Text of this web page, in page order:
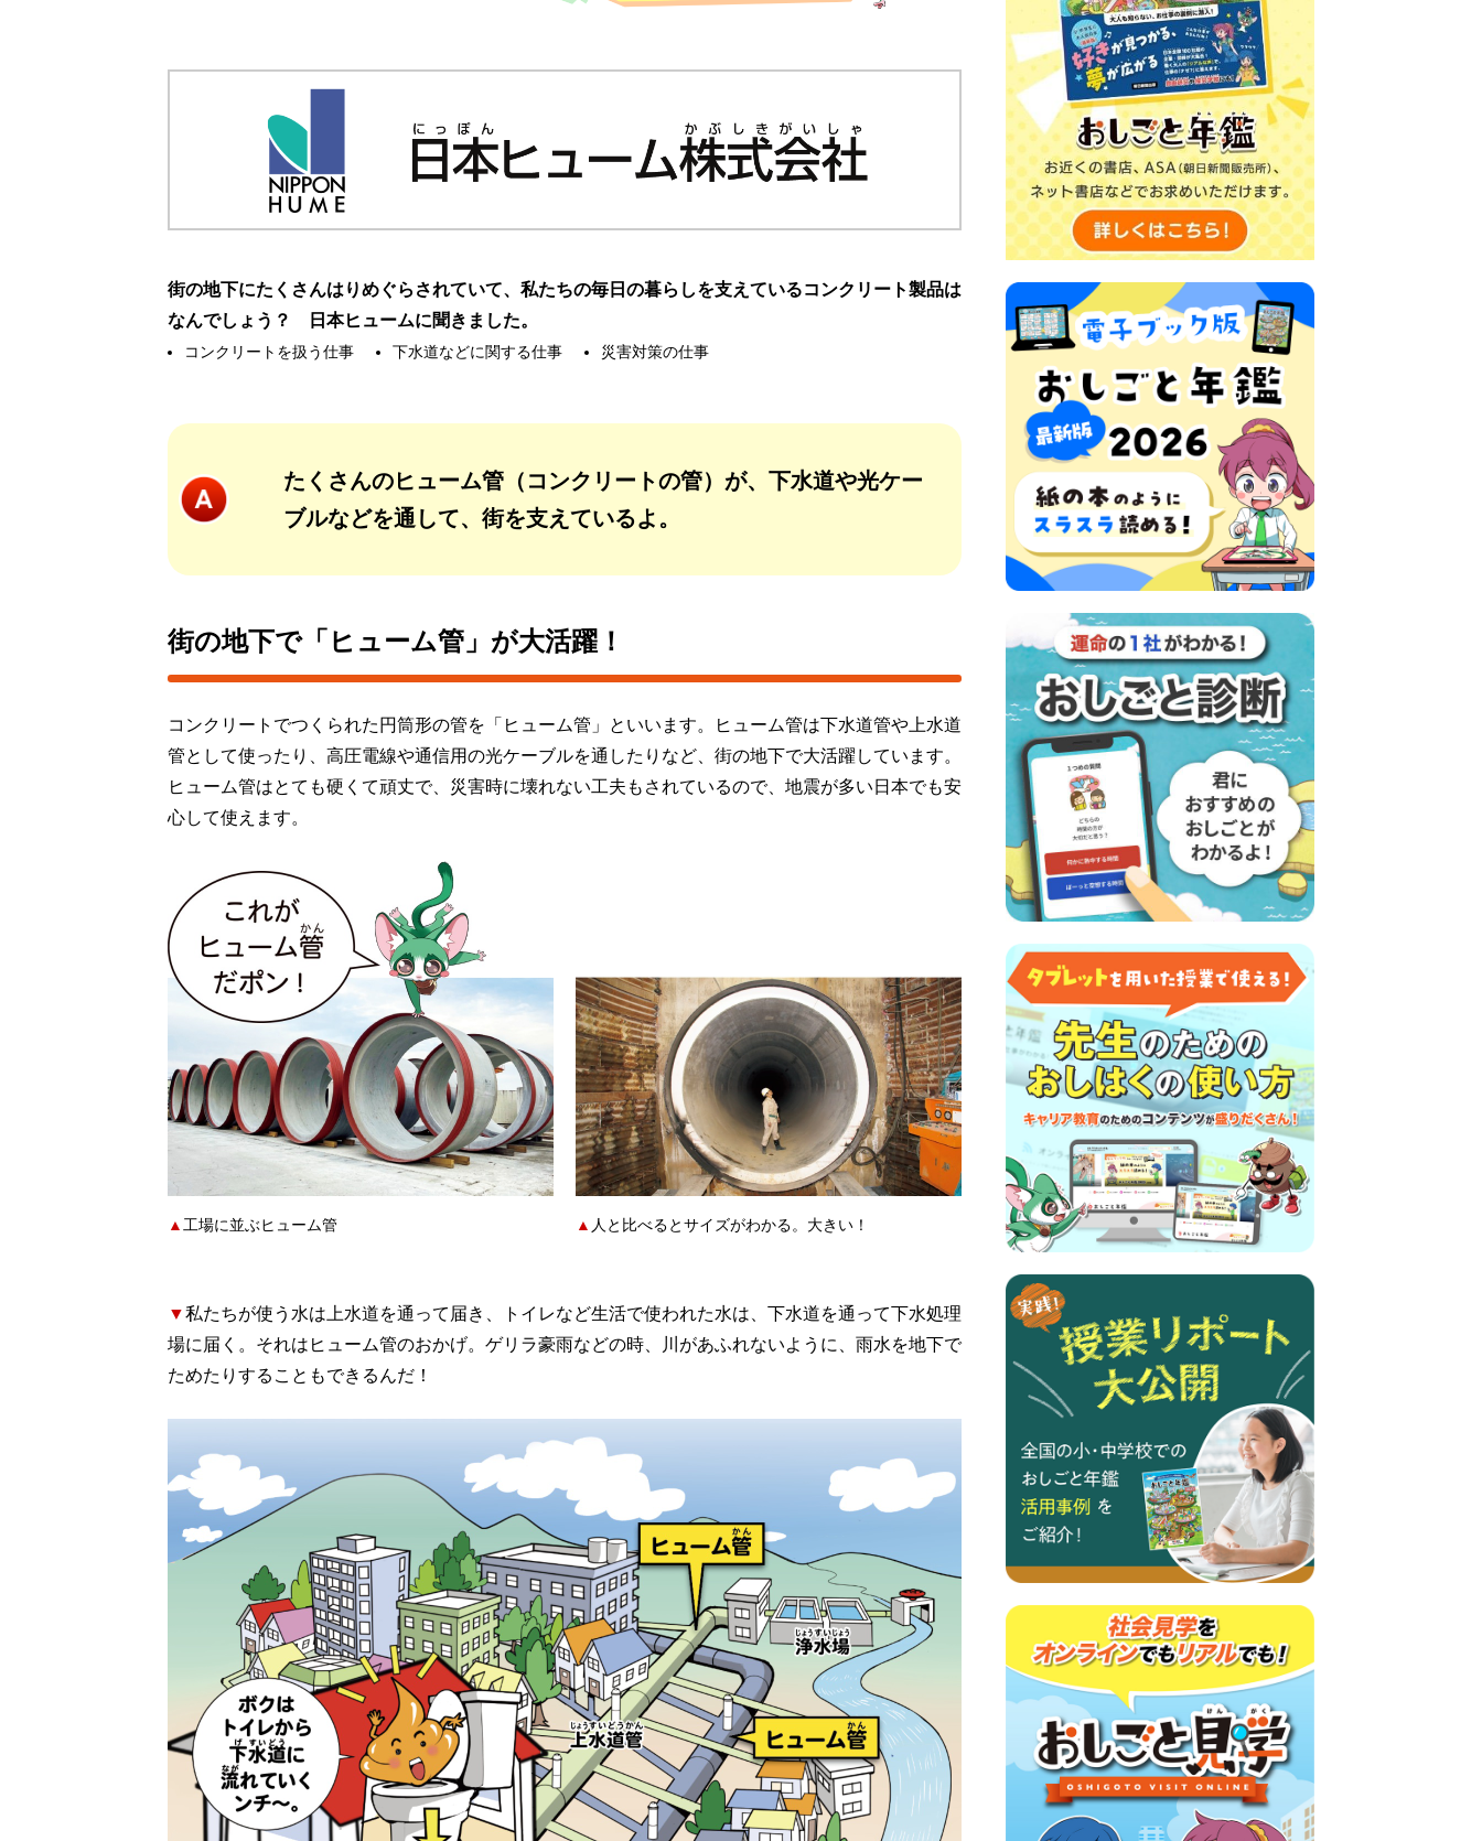
街の地下にたくさんはりめぐらされていて、私たちの毎日の暮らしを支えているコンクリート製品は
なんでしょう？ 日本ヒュームに聞きました。
コンクリートを扱う仕事 下水道などに関する仕事 災害対策の仕事
たくさんのヒューム管（コンクリートの管）が、下水道や光ケー
ブルなどを通して、街を支えているよ。
街の地下で「ヒューム管」が大活躍！
コンクリートでつくられた円筒形の管を「ヒューム管」といいます。ヒューム管は下水道管や上水道
管として使ったり、高圧電線や通信用の光ケーブルを通したりなど、街の地下で大活躍しています。
ヒューム管はとても硬くて頑丈で、災害時に壊れない工夫もされているので、地震が多い日本でも安
心して使えます。
▲ 工場に並ぶヒューム管 ▲ 人と比べるとサイズがわかる。大きい！
▼私たちが使う水は上水道を通って届き、トイレなど生活で使われた水は、下水道を通って下水処理
場に届く。それはヒューム管のおかげ。ゲリラ豪雨などの時、川があふれないように、雨水を地下で
ためたりすることもできるんだ！